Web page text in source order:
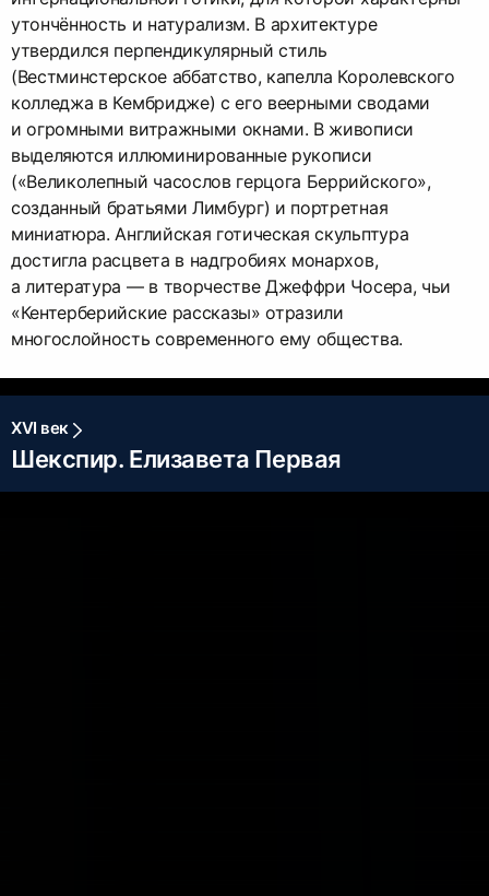
утончённость и натурализм. В архитектуре
утвердился перпендикулярный стиль
(Вестминстерское аббатство, капелла Королевского
колледжа в Кембридже) с его веерными сводами
и огромными витражными окнами. В живописи
выделяются иллюминированные рукописи
(«Великолепный часослов герцога Беррийского»,
созданный братьями Лимбург) и портретная
миниатюра. Английская готическая скульптура
достигла расцвета в надгробиях монархов,
а литература — ​в творчестве Джеффри Чосера, чьи
«Кентерберийские рассказы» отразили
многослойность современного ему общества.
XVI век
Шекспир. Елизавета Первая